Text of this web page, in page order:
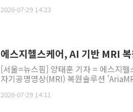
2026-07-29 14:23
에스지헬스케어, AI 기반 MRI
[서울=뉴스핌] 양태훈 기자 = 에스지
자기공명영상(MRI) 복원솔루션
2026-07-29 14:11